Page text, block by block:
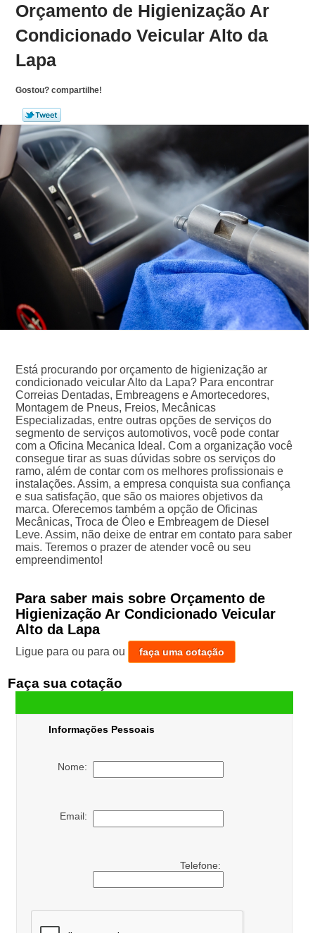
Orçamento de Higienização Ar
Condicionado Veicular Alto da
Lapa
Gostou? compartilhe!
Está procurando por orçamento de higienização ar
condicionado veicular Alto da Lapa? Para encontrar
Correias Dentadas, Embreagens e Amortecedores,
Montagem de Pneus, Freios, Mecânicas
Especializadas, entre outras opções de serviços do
segmento de serviços automotivos, você pode contar
com a Oficina Mecanica Ideal. Com a organização você
consegue tirar as suas dúvidas sobre os serviços do
ramo, além de contar com os melhores profissionais e
instalações. Assim, a empresa conquista sua confiança
e sua satisfação, que são os maiores objetivos da
marca. Oferecemos também a opção de Oficinas
Mecânicas, Troca de Óleo e Embreagem de Diesel
Leve. Assim, não deixe de entrar em contato para saber
mais. Teremos o prazer de atender você ou seu
empreendimento!
Para saber mais sobre Orçamento de
Higienização Ar Condicionado Veicular
Alto da Lapa
Ligue para ou para ou faça uma cotação
Faça sua cotação
Informações Pessoais
Nome:
Email:
Telefone: